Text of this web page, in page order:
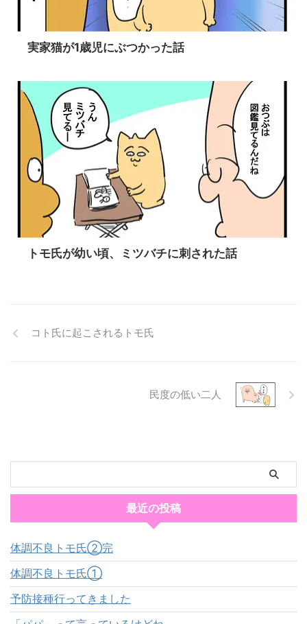
実家猫が1歳児にぶつかった話
トモ氏が幼い頃、ミツバチに刺された話
コト氏に起こされるトモ氏
民度の低い二人
最近の投稿
体調不良トモ氏②完
体調不良トモ氏①
予防接種行ってきました